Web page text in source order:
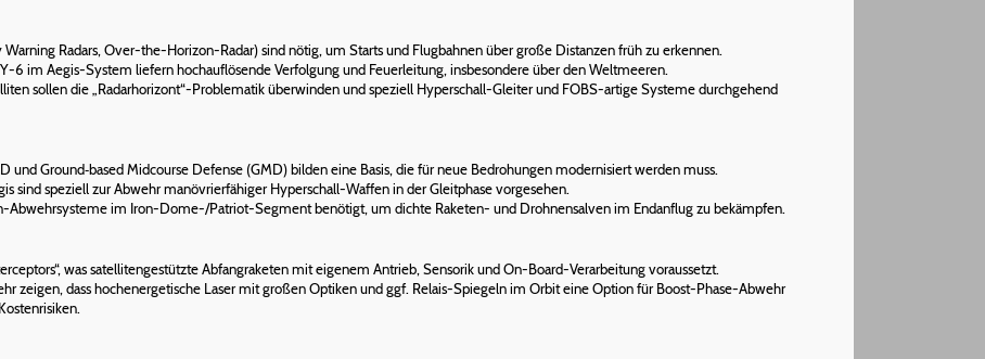
Radars, Over-the-Horizon-Radar) sind nötig, um Starts und Flugbahnen über große Distanzen früh zu erkennen.
6 im Aegis-System liefern hochauflösende Verfolgung und Feuerleitung, insbesondere über den Weltmeeren.
sollen die „Radarhorizont“-Problematik überwinden und speziell Hyperschall-Gleiter und FOBS-artige Systeme durchgehend
Ground‑based Midcourse Defense (GMD) bilden eine Basis, die für neue Bedrohungen modernisiert werden muss.
sind speziell zur Abwehr manövrierfähiger Hyperschall-Waffen in der Gleitphase vorgesehen.
Abwehrsysteme im Iron-Dome-/Patriot-Segment benötigt, um dichte Raketen- und Drohnensalven im Endanflug zu bekämpfen.
was satellitengestützte Abfangraketen mit eigenem Antrieb, Sensorik und On-Board-Verarbeitung voraussetzt.
zeigen, dass hochenergetische Laser mit großen Optiken und ggf. Relais-Spiegeln im Orbit eine Option für Boost-Phase-Abwehr